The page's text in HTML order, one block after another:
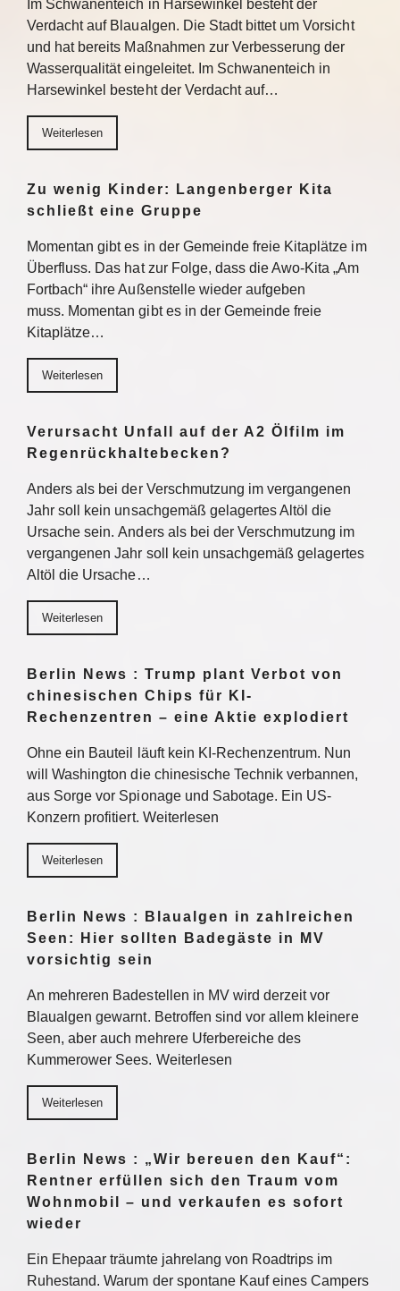
Im Schwanenteich in Harsewinkel besteht der
Verdacht auf Blaualgen. Die Stadt bittet um Vorsicht
und hat bereits Maßnahmen zur Verbesserung der
Wasserqualität eingeleitet. Im Schwanenteich in
Harsewinkel besteht der Verdacht auf…
Weiterlesen
Zu wenig Kinder: Langenberger Kita
schließt eine Gruppe
Momentan gibt es in der Gemeinde freie Kitaplätze im
Überfluss. Das hat zur Folge, dass die Awo-Kita „Am
Fortbach“ ihre Außenstelle wieder aufgeben
muss. Momentan gibt es in der Gemeinde freie
Kitaplätze…
Weiterlesen
Verursacht Unfall auf der A2 Ölfilm im
Regenrückhaltebecken?
Anders als bei der Verschmutzung im vergangenen
Jahr soll kein unsachgemäß gelagertes Altöl die
Ursache sein. Anders als bei der Verschmutzung im
vergangenen Jahr soll kein unsachgemäß gelagertes
Altöl die Ursache…
Weiterlesen
Berlin News : Trump plant Verbot von
chinesischen Chips für KI-
Rechenzentren – eine Aktie explodiert
Ohne ein Bauteil läuft kein KI-Rechenzentrum. Nun
will Washington die chinesische Technik verbannen,
aus Sorge vor Spionage und Sabotage. Ein US-
Konzern profitiert. Weiterlesen
Weiterlesen
Berlin News : Blaualgen in zahlreichen
Seen: Hier sollten Badegäste in MV
vorsichtig sein
An mehreren Badestellen in MV wird derzeit vor
Blaualgen gewarnt. Betroffen sind vor allem kleinere
Seen, aber auch mehrere Uferbereiche des
Kummerower Sees. Weiterlesen
Weiterlesen
Berlin News : „Wir bereuen den Kauf“:
Rentner erfüllen sich den Traum vom
Wohnmobil – und verkaufen es sofort
wieder
Ein Ehepaar träumte jahrelang von Roadtrips im
Ruhestand. Warum der spontane Kauf eines Campers